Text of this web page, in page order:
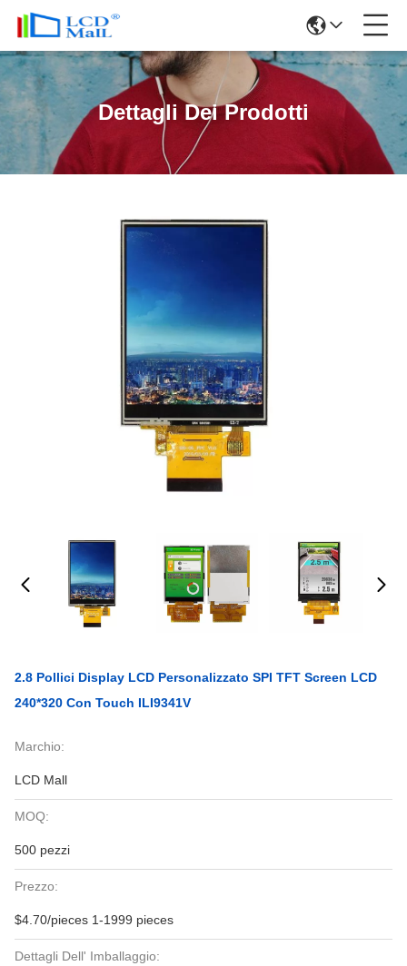
Dettagli Dei Prodotti
2.8 Pollici Display LCD Personalizzato SPI TFT Screen LCD
240*320 Con Touch ILI9341V
Marchio:
LCD Mall
MOQ:
500 pezzi
Prezzo:
$4.70/pieces 1-1999 pieces
Dettagli Dell' Imballaggio: